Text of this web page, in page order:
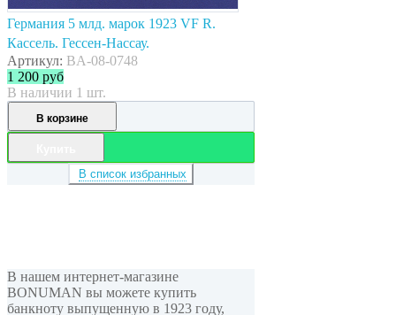
Германия 5 млд. марок 1923 VF R.
Кассель. Гессен-Нассау.
Артикул: BA-08-0748
1 200 руб
В наличии 1 шт.
В корзине
В список избранных
В нашем интернет-магазине
BONUMAN вы можете купить
банкноту выпущенную в 1923 году,